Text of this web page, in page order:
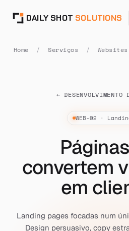
DAILY SHOT SOLUTIONS
Home / Serviços / Websites
← DESENVOLVIMENTO
WEB-02 ·
convertem
em
Landing pages focadas num
Design persuasivo, copy